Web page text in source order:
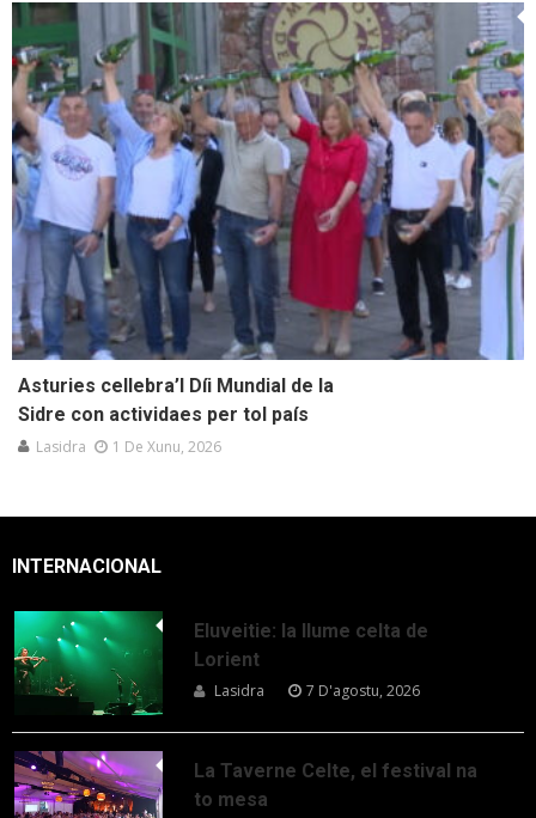
Asturies cellebra’l Díi Mundial de la
Sidre con actividaes per tol país
Lasidra 1 De Xunu, 2026
INTERNACIONAL
Eluveitie: la llume celta de
Lorient
Lasidra 7 D'agostu, 2026
La Taverne Celte, el festival na
to mesa